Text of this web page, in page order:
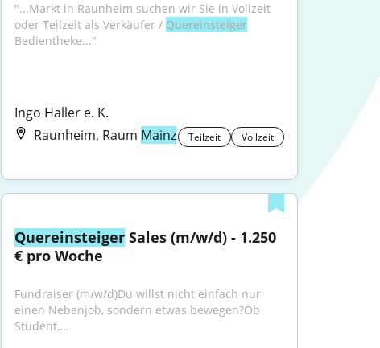
"...Markt in Raunheim suchen wir Sie in Vollzeit
oder Teilzeit als Verkäufer / Quereinsteiger
Bedientheke..."
Ingo Haller e. K.
Raunheim, Raum Mainz Teilzeit Vollzeit
Quereinsteiger Sales (m/w/d) - 1.250
€ pro Woche
Fundraiser (m/w/d)Du willst nicht einfach nur
einen Nebenjob, sondern etwas bewegen?Ob
Student,...